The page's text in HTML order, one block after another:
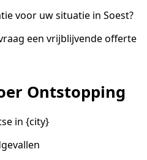
voor uw situatie in Soest?
een vrijblijvende offerte
Ontstopping
in {city}